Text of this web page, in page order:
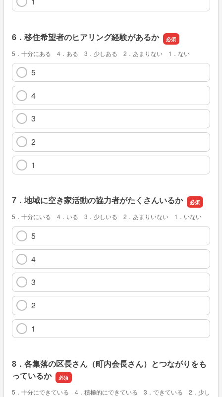
6．移住希望者のヒアリング経験があるか
5．十分にある 4．ある 3．少しある 2．あまりない 1．ない
5
4
3
2
1
7．地域に空き家活動の協力者がたくさんいるか
5．十分にいる 4．いる 3．少しいる 2．あまりいない 1．いない
5
4
3
2
1
8．各集落の区長さん（町内会長さん）とつながりをも
っているか
5．十分にできている 4．積極的にできている 3．できている 2．少し